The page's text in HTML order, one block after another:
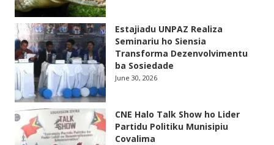
Estajiadu UNPAZ Realiza
Seminariu ho Siensia
Transforma Dezenvolvimentu
ba Sosiedade
June 30, 2026
CNE Halo Talk Show ho Lider
Partidu Politiku Munisipiu
Covalima